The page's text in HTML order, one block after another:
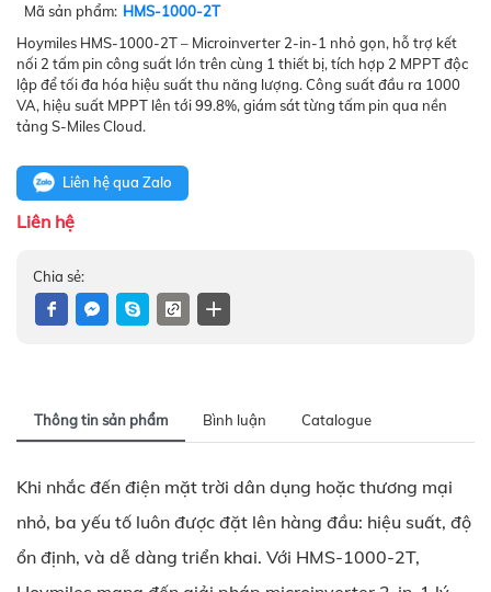
Mã sản phẩm: HMS-1000-2T
Hoymiles HMS-1000-2T – Microinverter 2-in-1 nhỏ gọn, hỗ trợ kết
nối 2 tấm pin công suất lớn trên cùng 1 thiết bị, tích hợp 2 MPPT độc
lập để tối đa hóa hiệu suất thu năng lượng. Công suất đầu ra 1000
VA, hiệu suất MPPT lên tới 99.8%, giám sát từng tấm pin qua nền
tảng S-Miles Cloud.
Liên hệ qua Zalo
Liên hệ
Chia sẻ:
Thông tin sản phẩm Bình luận Catalogue
Khi nhắc đến điện mặt trời dân dụng hoặc thương mại
nhỏ, ba yếu tố luôn được đặt lên hàng đầu: hiệu suất, độ
ổn định, và dễ dàng triển khai. Với HMS-1000-2T,